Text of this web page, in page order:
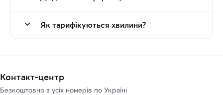
Як тарифікуються хвилини?
Контакт-центр
Безкоштовно з усіх номерів по Україні